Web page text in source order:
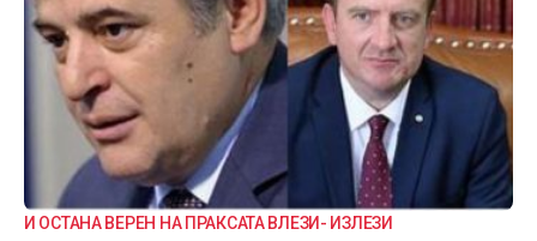
И ОСТАНА ВЕРЕН НА ПРАКСАТА ВЛЕЗИ- ИЗЛЕЗИ